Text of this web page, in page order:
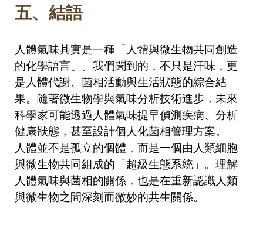
五、 結語
人體氣味其實是一種「人體與微生物共同創造
的化學語言」。我們聞到的，不只是汗味，更
是人體代謝、菌相活動與生活狀態的綜合結
果。隨著微生物學與氣味分析技術進步，未來
科學家可能透過人體氣味提早偵測疾病、分析
健康狀態，甚至設計個人化菌相管理方案。
人體並不是孤立的個體，而是一個由人類細胞
與微生物共同組成的「超級生態系統」。理解
人體氣味與菌相的關係，也是在重新認識人類
與微生物之間深刻而微妙的共生關係。